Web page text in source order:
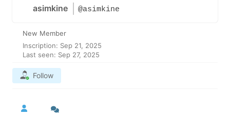
asimkine @asimkine
New Member
Inscription: Sep 21, 2025
Last seen: Sep 27, 2025
Follow